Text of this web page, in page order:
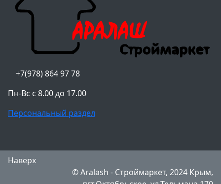
+7(978) 864 97 78
Пн-Вс с 8.00 до 17.00
Персональный раздел
Наверх
© Aralash - Строймаркет, 2024 Крым,